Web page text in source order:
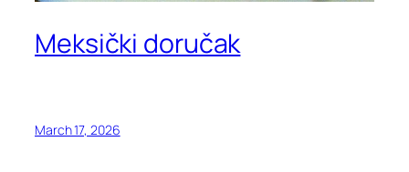
Meksički doručak
March 17, 2026